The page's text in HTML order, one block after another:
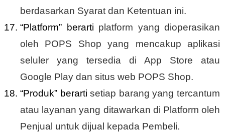
berdasarkan Syarat dan Ketentuan ini.
“Platform” berarti platform yang dioperasikan
oleh POPS Shop yang mencakup aplikasi
seluler yang tersedia di App Store atau
Google Play dan situs web POPS Shop.
“Produk” berartisetiap barang yang tercantum
atau layanan yang ditawarkan di Platform oleh
Penjual untuk dijual kepada Pembeli.